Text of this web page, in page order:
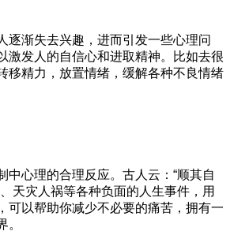
渐失去兴趣，进而引发一些心理问
激发人的自信心和进取精神。比如去很
移精力，放置情绪，缓解各种不良情绪
心理的合理反应。古人云：“顺其自
天灾人祸等各种负面的人生事件，用
可以帮助你减少不必要的痛苦，拥有一
。